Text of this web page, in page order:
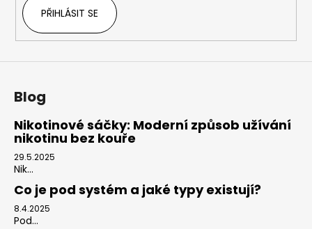
PŘIHLÁSIT SE
Blog
Nikotinové sáčky: Moderní způsob užívání
nikotinu bez kouře
29.5.2025
Nik...
Co je pod systém a jaké typy existují?
8.4.2025
Pod...